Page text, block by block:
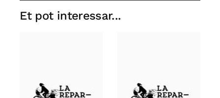
Et pot interessar...